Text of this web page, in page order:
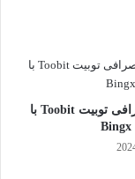
مقایسه صرافی توبیت Toobit با